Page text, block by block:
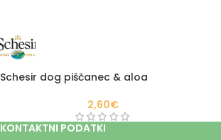
Schesir dog piščanec & aloa
2,60€
KONTAKTNI PODATKI